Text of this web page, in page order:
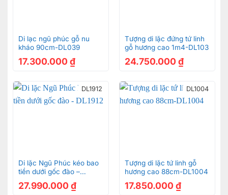
Di lạc ngũ phúc gỗ nu
kháo 90cm-DL039
17.300.000 ₫
Tượng di lặc đứng tứ linh
gỗ hương cao 1m4-DL103
24.750.000 ₫
DL1912
Di lặc Ngũ Phúc kéo bao
tiền dưới gốc đào –
27.990.000 ₫
DL1004
Tượng di lặc tứ linh gỗ
hương cao 88cm-DL1004
17.850.000 ₫